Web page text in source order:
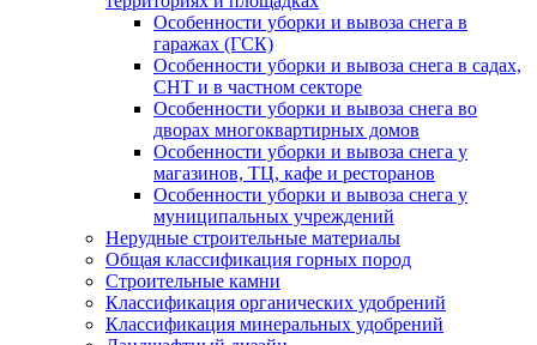
Особенности уборки и вывоза снега в
гаражах (ГСК)
Особенности уборки и вывоза снега в садах,
СНТ и в частном секторе
Особенности уборки и вывоза снега во
дворах многоквартирных домов
Особенности уборки и вывоза снега у
магазинов, ТЦ, кафе и ресторанов
Особенности уборки и вывоза снега у
муниципальных учреждений
Нерудные строительные материалы
Общая классификация горных пород
Строительные камни
Классификация органических удобрений
Классификация минеральных удобрений